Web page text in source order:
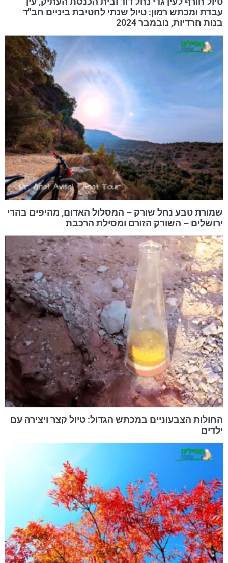
עבדת ומכתש רמון: טיול שנתי לחטיבת ביניים חב"ד
בנות חרדיות, נובמבר 2024
שמורת טבע נחל שורק – המסלול האדום, מהיפים בהרי
ירושלים – השורק הזורם ומסילת הרכבת
החולות הצבעוניים במכתש הגדול: טיול קצר ויצירה עם
ילדים